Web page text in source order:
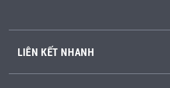
LIÊN KẾT NHANH